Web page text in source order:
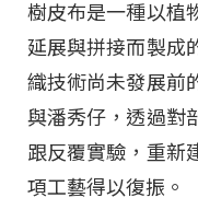
樹皮布是一種以植
延展與拼接而製成
織技術尚未發展前
與潘秀仔，透過對
跟反覆實驗，重新
項工藝得以復振。